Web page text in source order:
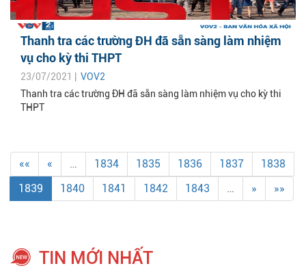
Thanh tra các trường ĐH đã sẵn sàng làm nhiệm
vụ cho kỳ thi THPT
23/07/2021 | VOV2
Thanh tra các trường ĐH đã sẵn sàng làm nhiệm vụ cho kỳ thi
THPT
«« « … 1834 1835 1836 1837
1838
1839
1840 1841 1842 1843 … » »»
TIN MỚI NHẤT